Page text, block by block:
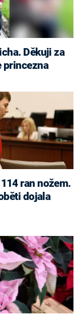
Děkuji za
princezna
ran nožem.
dojala